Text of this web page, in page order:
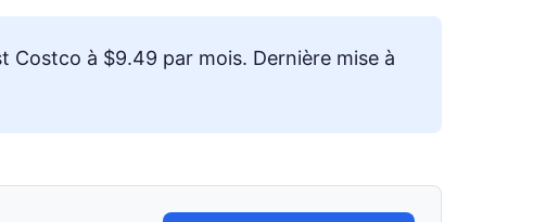
Costco à $9.49 par mois. Dernière mise à